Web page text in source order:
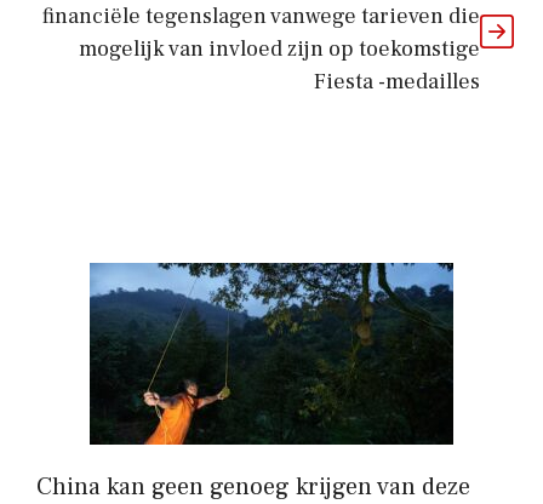
financiële tegenslagen vanwege tarieven die
mogelijk van invloed zijn op toekomstige
Fiesta -medailles
China kan geen genoeg krijgen van deze